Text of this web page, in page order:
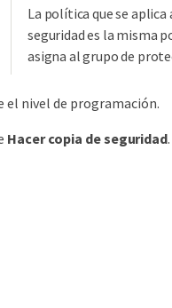
La política que se aplica
seguridad es la misma
asigna al grupo de
el nivel de programación.
Hacer copia de seguridad.